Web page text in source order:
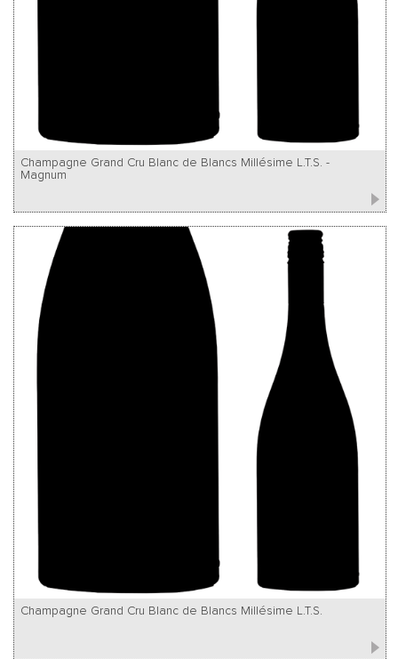
Champagne Grand Cru Blanc de Blancs Millésime L.T.S. -
Magnum
Champagne Grand Cru Blanc de Blancs Millésime L.T.S.